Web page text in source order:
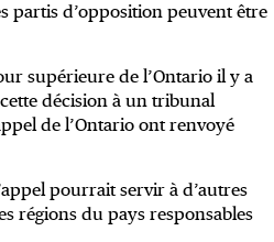
partis d’opposition peuvent être
supérieure de l’Ontario il y a
décision à un tribunal
de l’Ontario ont renvoyé
pourrait servir à d’autres
régions du pays responsables